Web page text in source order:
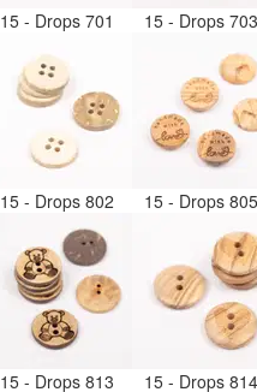
15 - Drops 701 15 - Drops
15 - Drops 802 15 - Drops
15 - Drops 813 15 - Drops